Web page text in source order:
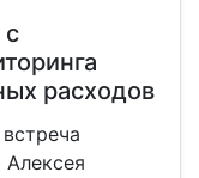
расходов
Алексея